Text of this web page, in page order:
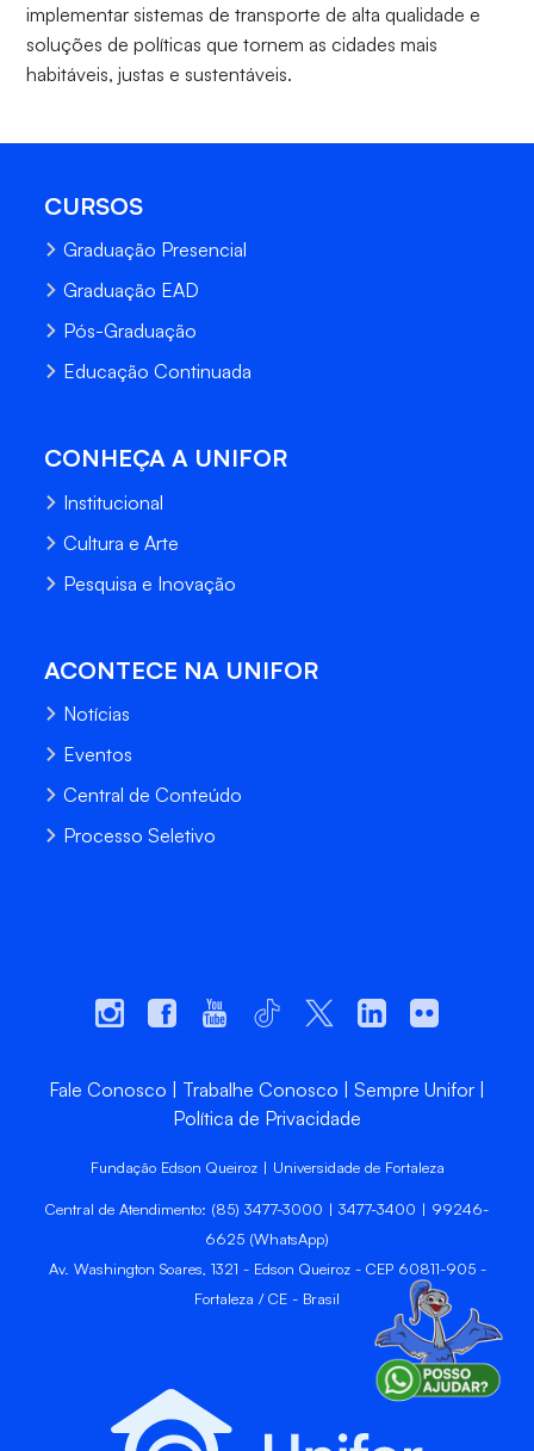
implementar sistemas de transporte de alta qualidade e
soluções de políticas que tornem as cidades mais
habitáveis, justas e sustentáveis.
CURSOS
Graduação Presencial
Graduação EAD
Pós-Graduação
Educação Continuada
CONHEÇA A UNIFOR
Institucional
Cultura e Arte
Pesquisa e Inovação
ACONTECE NA UNIFOR
Notícias
Eventos
Central de Conteúdo
Processo Seletivo
Fale Conosco Trabalhe Conosco
Sempre Unifor
Política de Privacidade
Fundação Edson Queiroz | Universidade de Fortaleza
Central de Atendimento: (85) 3477-3000 | 3477-3400 | 99246-
6625 (WhatsApp)
Av. Washington Soares, 1321 - Edson Queiroz - CEP 60811-905 -
Fortaleza / CE - Brasil